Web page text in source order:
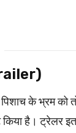
के भ्रम को
है। ट्रेलर